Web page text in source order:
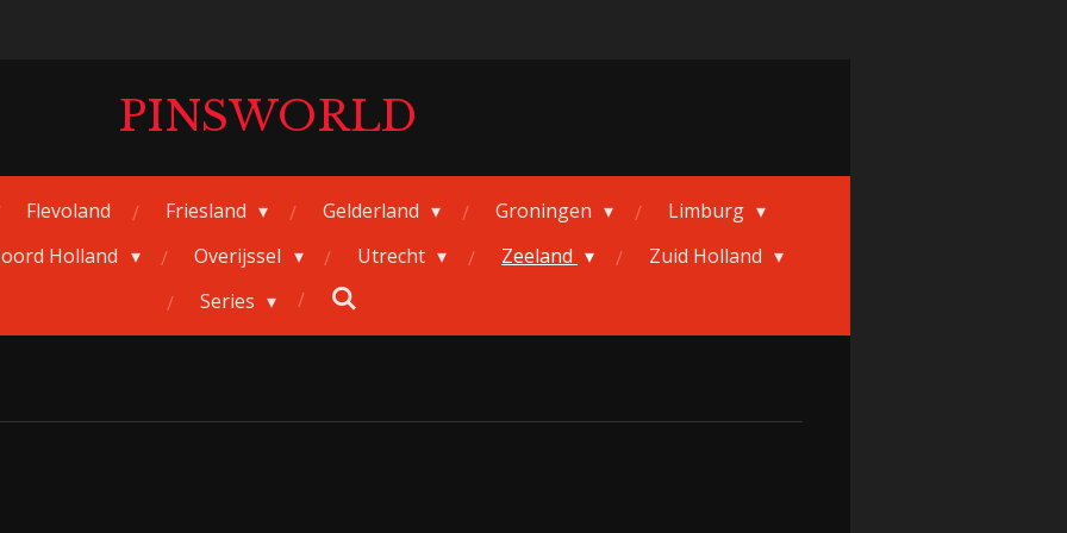
PINSWORLD
Flevoland Friesland Gelderland Groningen
Limburg
Holland Overijssel Utrecht Zeeland
Zuid Holland
Series